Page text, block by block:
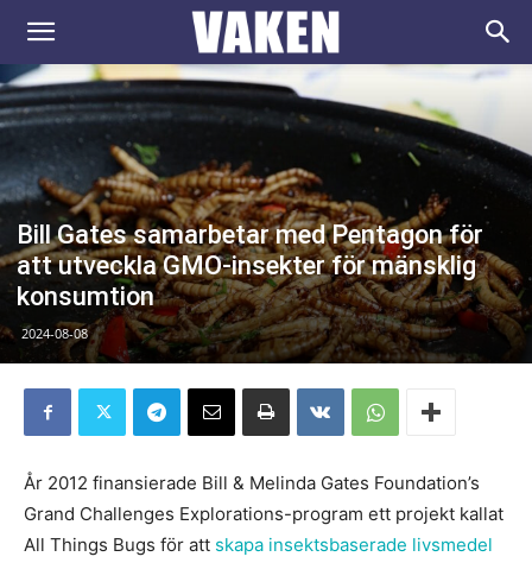
VAKEN.se
Bill Gates samarbetar med Pentagon för
att utveckla GMO-insekter för mänsklig
konsumtion
2024-08-08
År 2012 finansierade Bill & Melinda Gates Foundation’s
Grand Challenges Explorations-program ett projekt kallat
All Things Bugs för att skapa insektsbaserade livsmedel